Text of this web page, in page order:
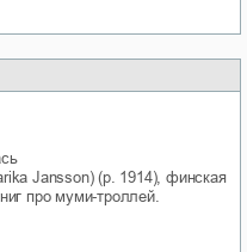
Jansson) (р. 1914), финская
про муми-троллей.